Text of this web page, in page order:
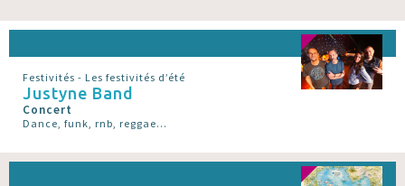
Festivités - Les festivités d’été
Justyne Band
Concert
Dance, funk, rnb, reggae...